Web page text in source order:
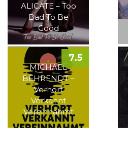
ALICATE – Too
Bad To Be
Good
MICHAEL
BEHRENDT –
Verhört
Verkannt
Vereinnahmt
7.5